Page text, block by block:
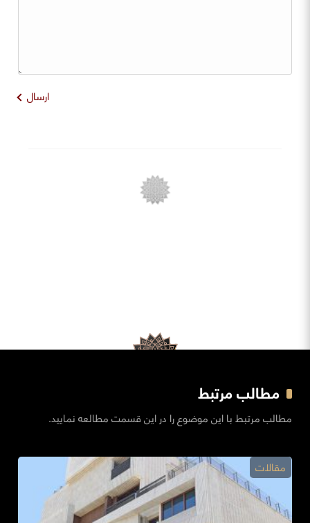
ارسال
مطالب مرتبط
مطالب مرتبط با این موضوع را در این قسمت مطالعه نمایید.
مقالات